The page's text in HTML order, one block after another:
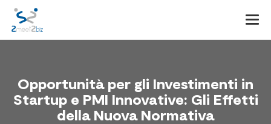
Opportunità per gli Investimenti in
Startup e PMI Innovative: Gli Effetti
della Nuova Normativa